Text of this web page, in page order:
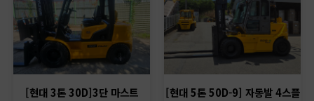
[현대 3톤 30D]3단 마스트
[현대 5톤 50D-9] 자동발 4스플